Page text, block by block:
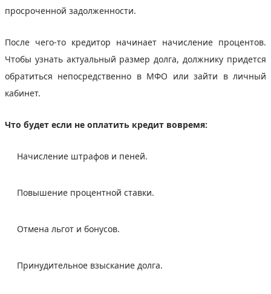
просроченной задолженности.
После чего-то кредитор начинает начисление процентов.
Чтобы узнать актуальный размер долга, должнику придется
обратиться непосредственно в МФО или зайти в личный
кабинет.
Что будет если не оплатить кредит вовремя:
Начисление штрафов и пеней.
Повышение процентной ставки.
Отмена льгот и бонусов.
Принудительное взыскание долга.